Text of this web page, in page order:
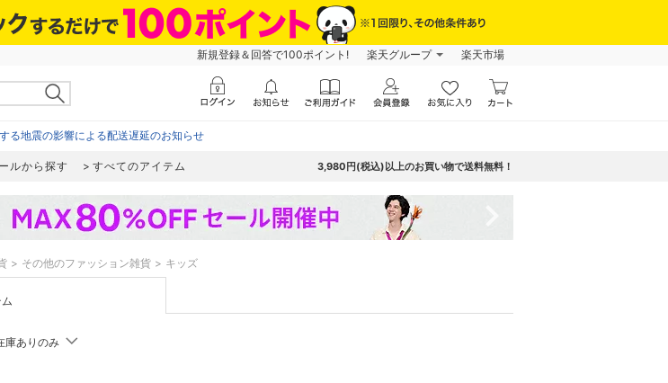
新規登録＆回答で100ポイント! 楽天グループ 楽天市場
る地震の影響による配送遅延のお知らせ
ルから探す すべてのアイテム 3,980円(税込)以上のお買い物で送料無料！
その他のファッション雑貨 キッズ
庫ありのみ